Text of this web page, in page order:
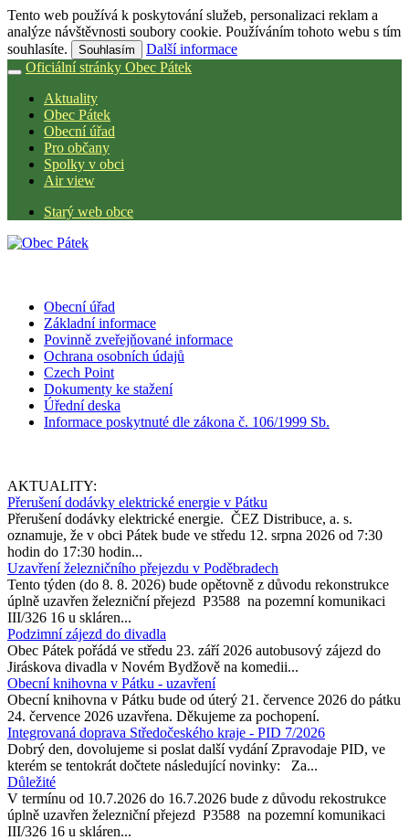
Tento web používá k poskytování služeb, personalizaci reklam a
analýze návštěvnosti soubory cookie. Používáním tohoto webu s tím
souhlasíte.
Souhlasím
Další informace
Oficiální stránky Obec Pátek
Aktuality
Obec Pátek
Obecní úřad
Pro občany
Spolky v obci
Air view
Starý web obce
Obecní úřad
Základní informace
Povinně zveřejňované informace
Ochrana osobních údajů
Czech Point
Dokumenty ke stažení
Úřední deska
Informace poskytnuté dle zákona č. 106/1999 Sb.
AKTUALITY:
Přerušení dodávky elektrické energie v Pátku
Přerušení dodávky elektrické energie. ČEZ Distribuce, a. s.
oznamuje, že v obci Pátek bude ve středu 12. srpna 2026 od 7:30
hodin do 17:30 hodin...
Uzavření železničního přejezdu v Poděbradech
Tento týden (do 8. 8. 2026) bude opětovně z důvodu rekonstrukce
úplně uzavřen železniční přejezd P3588 na pozemní komunikaci
III/326 16 u skláren...
Podzimní zájezd do divadla
Obec Pátek pořádá ve středu 23. září 2026 autobusový zájezd do
Jiráskova divadla v Novém Bydžově na komedii...
Obecní knihovna v Pátku - uzavření
Obecní knihovna v Pátku bude od úterý 21. července 2026 do pátku
24. července 2026 uzavřena. Děkujeme za pochopení.
Integrovaná doprava Středočeského kraje - PID 7/2026
Dobrý den, dovolujeme si poslat další vydání Zpravodaje PID, ve
kterém se tentokrát dočtete následující novinky: Za...
Důležité
V termínu od 10.7.2026 do 16.7.2026 bude z důvodu rekostrukce
úplně uzavřen železniční přejezd P3588 na pozemní komunikaci
III/326 16 u skláren...